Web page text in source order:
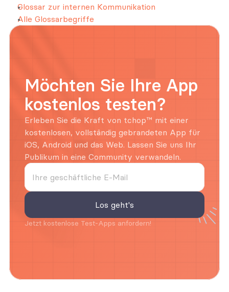
Glossar zur internen Kommunikation
Alle Glossarbegriffe
Möchten Sie Ihre App
kostenlos testen?
Erleben Sie die Kraft von tchop™ mit einer
kostenlosen, vollständig gebrandeten App für
iOS, Android und das Web. Lassen Sie uns Ihr
Publikum in eine Community verwandeln.
Jetzt kostenlose Test-Apps anfordern!